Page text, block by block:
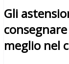
Gli
meglio nel